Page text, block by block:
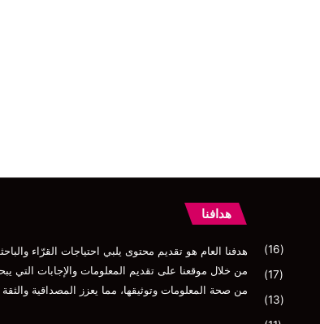
(16)
(17)
(13)
هدافنا
هدفنا العام هو تقديم محتوى يلبي احتياجات القرّاء
من خلال موقعنا على تقديم المعلومات والإجابات
من صحة المعلومات وتوثيقها، مما يعزز المصداقية والثقة